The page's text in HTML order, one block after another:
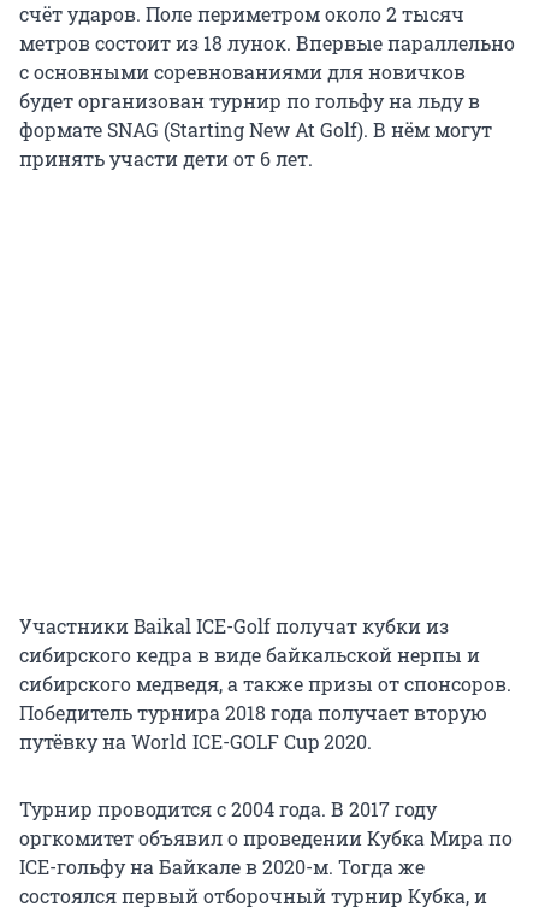
счёт ударов. Поле периметром около 2 тысяч
метров состоит из 18 лунок. Впервые параллельно
с основными соревнованиями для новичков
будет организован турнир по гольфу на льду в
формате SNAG (Starting New At Golf). В нём могут
принять участи дети от 6 лет.
Участники Baikal ICE-Golf получат кубки из
сибирского кедра в виде байкальской нерпы и
сибирского медведя, а также призы от спонсоров.
Победитель турнира 2018 года получает вторую
путёвку на World ICE-GOLF Cup 2020.
Турнир проводится с 2004 года. В 2017 году
оргкомитет объявил о проведении Кубка Мира по
ICE-гольфу на Байкале в 2020-м. Тогда же
состоялся первый отборочный турнир Кубка, и